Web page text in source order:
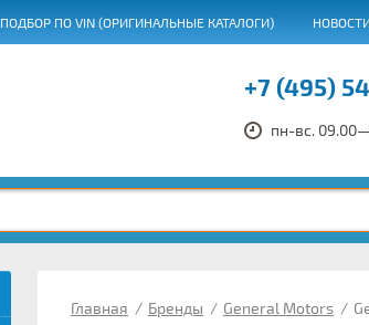
ПОДБОР ПО VIN (ОРИГИНАЛЬНЫЕ КАТАЛОГИ)
+7 (495)
пн-вс.
Главная / Бренды / General Motors /